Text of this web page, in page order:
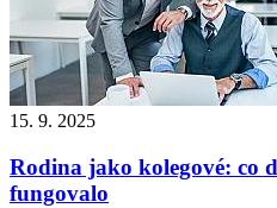
15. 9. 2025
Rodina jako kolegové: co
fungovalo